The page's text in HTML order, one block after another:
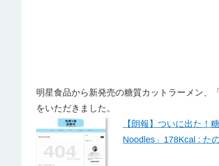
明星食品から新発売の糖質カットラーメン、
をいただきました。
【朗報】ついに出た！
Noodles」178Kcal : た